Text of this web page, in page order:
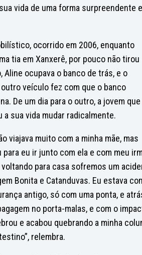
vida de uma forma surpreendente e
ocorrido em 2006, enquanto
tia em Xanxerê, por pouco não tirou
Aline ocupava o banco de trás, e o
veículo fez com que o banco
De um dia para o outro, a jovem que
a sua vida mudar radicalmente.
viajava muito com a minha mãe, mas
eu ir junto com ela e com meu
para casa sofremos um
Bonita e Catanduvas. Eu estava
antigo, só com uma ponta, e
no porta-malas, e com o
e acabou quebrando a minha
relembra.